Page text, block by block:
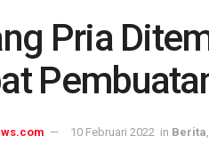
Pria
10 Februari 2022 in Berita